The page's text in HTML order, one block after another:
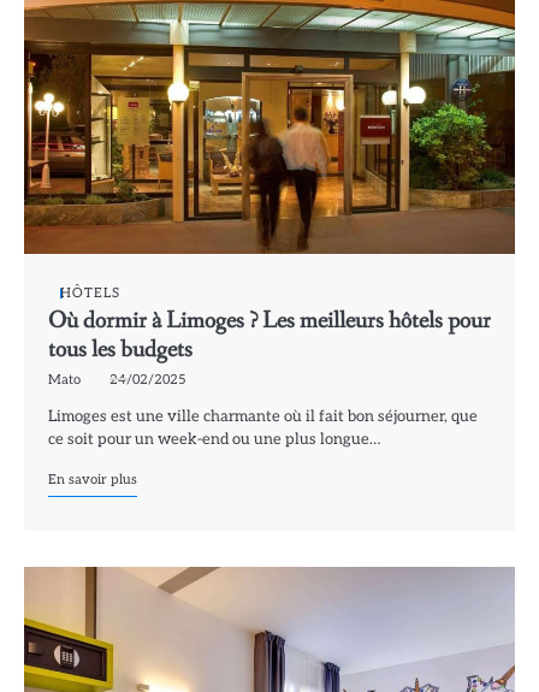
HÔTELS
Où dormir à Limoges ? Les meilleurs hôtels pour
tous les budgets
Mato 24/02/2025
Limoges est une ville charmante où il fait bon séjourner, que
ce soit pour un week-end ou une plus longue…
En savoir plus